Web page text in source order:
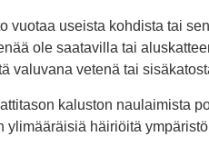
vuotaa useista kohdista tai
ole saatavilla tai
valuvana vetenä tai
kaluston naulaimista
häiriöitä